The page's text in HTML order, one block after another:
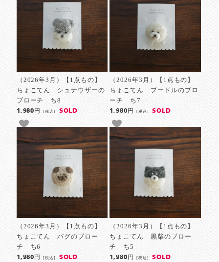
（2026年3月）【1点もの】
ちょこてん シュナウザーの
ブローチ ち8
1,980円[税込] SOLD
（2026年3月）【1点もの】
ちょこてん プードルのブロ
ーチ ち7
1,980円 [税込] SOLD
（2026年3月）【1点もの】
ちょこてん パグのブロー
チ ち6
1,980円[税込] SOLD
（2026年3月）【1点もの】
ちょこてん 黒柴のブロー
チ ち5
1,980円 [税込] SOLD